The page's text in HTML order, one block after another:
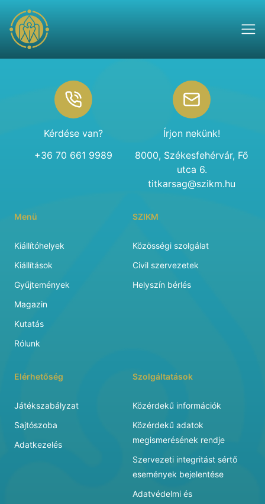
Kérdése van?
+36 70 661 9989
Írjon nekünk!
8000, Székesfehérvár, Fő
utca 6.
titkarsag@szikm.hu
Menü
Kiállítóhelyek
Kiállítások
Gyűjtemények
Magazin
Kutatás
Rólunk
SZIKM
Közösségi szolgálat
Civil szervezetek
Helyszín bérlés
Elérhetőség
Játékszabályzat
Sajtószoba
Adatkezelés
Szolgáltatások
Közérdekű információk
Közérdekű adatok
megismerésének rendje
Szervezeti integritást sértő
események bejelentése
Adatvédelmi és